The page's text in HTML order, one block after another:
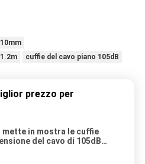
cuffie del cavo piano 105dB
prezzo per
mette in mostra le cuffie
del cavo di 105dB